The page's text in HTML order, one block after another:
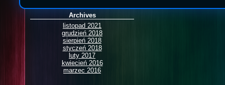
Archives
listopad 2021
grudzień 2018
sierpień 2018
styczeń 2018
luty 2017
kwiecień 2016
marzec 2016